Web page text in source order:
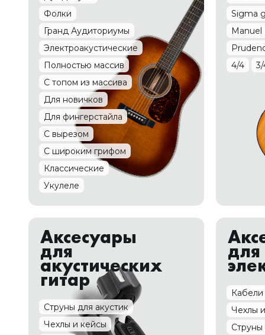
Фолки
Гранд Аудиториумы
Электроакустические
Полностью массив
С топом из массива
Для новичков
Для фингерстайла
С вырезом
С широким грифом
Классические
Укулеле
Sigma
Manuel
4/4
Аксесуары
для
акустических
гитар
Струны для акустик
Чехлы и кейсы
для
Кабели
Чехлы
Струны